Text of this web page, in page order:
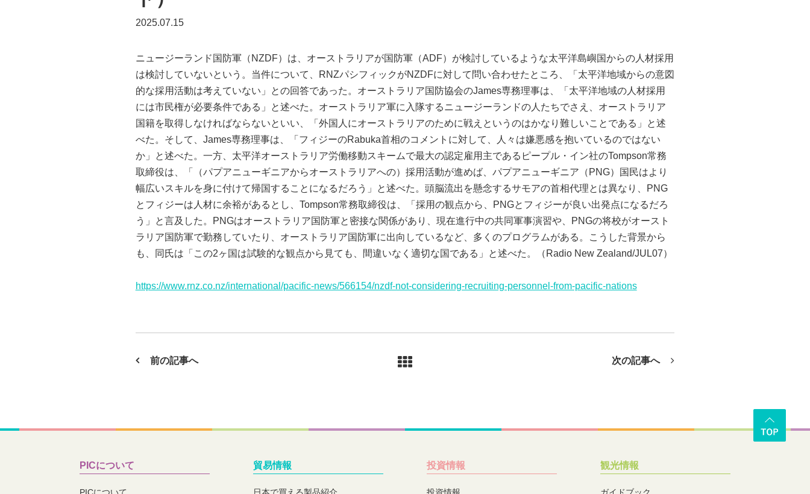
2025.07.15
ニュージーランド国防軍（NZDF）は、オーストラリアが国防軍（ADF）が検討しているような太平洋島嶼国からの人材採用
は検討していないという。当件について、RNZパシフィックがNZDFに対して問い合わせたところ、「太平洋地域からの意図
的な採用活動は考えていない」との回答であった。オーストラリア国防協会のJames専務理事は、「太平洋地域の人材採用
には市民権が必要条件である」と述べた。オーストラリア軍に入隊するニュージーランドの人たちでさえ、オーストラリア
国籍を取得しなければならないといい、「外国人にオーストラリアのために戦えというのはかなり難しいことである」と述
べた。そして、James専務理事は、「フィジーのRabuka首相のコメントに対して、人々は嫌悪感を抱いているのではない
か」と述べた。一方、太平洋オーストラリア労働移動スキームで最大の認定雇用主であるピープル・イン社のTompson常務
取締役は、「（パプアニューギニアからオーストラリアへの）採用活動が進めば、パプアニューギニア（PNG）国民はより
幅広いスキルを身に付けて帰国することになるだろう」と述べた。頭脳流出を懸念するサモアの首相代理とは異なり、PNG
とフィジーは人材に余裕があるとし、Tompson常務取締役は、「採用の観点から、PNGとフィジーが良い出発点になるだろ
う」と言及した。PNGはオーストラリア国防軍と密接な関係があり、現在進行中の共同軍事演習や、PNGの将校がオースト
ラリア国防軍で勤務していたり、オーストラリア国防軍に出向しているなど、多くのプログラムがある。こうした背景から
も、同氏は「この2ヶ国は試験的な観点から見ても、間違いなく適切な国である」と述べた。（Radio New Zealand/JUL07）
https://www.rnz.co.nz/international/pacific-news/566154/nzdf-not-considering-recruiting-personnel-from-pacific-nations
前の記事へ 次の記事へ
PICについて 貿易情報 投資情報 観光情報